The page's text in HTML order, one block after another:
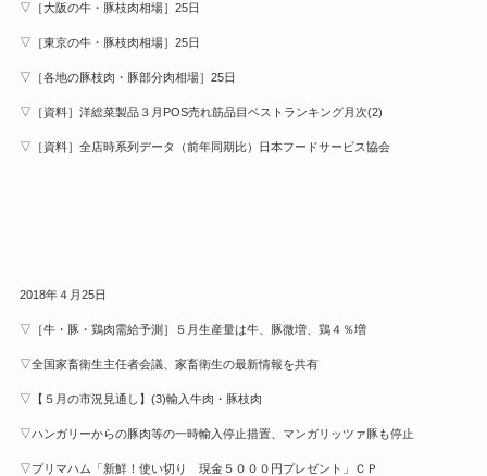
▽［大阪の牛・豚枝肉相場］25日
▽［東京の牛・豚枝肉相場］25日
▽［各地の豚枝肉・豚部分肉相場］25日
▽［資料］洋総菜製品３月POS売れ筋品目ベストランキング月次(2)
▽［資料］全店時系列データ（前年同期比）日本フードサービス協会
2018年４月25日
▽［牛・豚・鶏肉需給予測］５月生産量は牛、豚微増、鶏４％増
▽全国家畜衛生主任者会議、家畜衛生の最新情報を共有
▽【５月の市況見通し】(3)輸入牛肉・豚枝肉
▽ハンガリーからの豚肉等の一時輸入停止措置、マンガリッツァ豚も停止
▽プリマハム「新鮮！使い切り 現金５０００円プレゼント」ＣＰ